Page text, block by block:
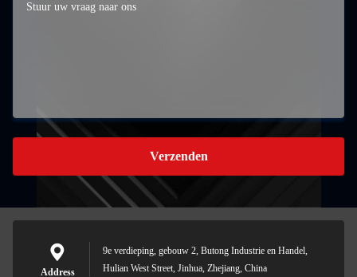
Verzenden
Address
9e verdieping, gebouw 2, Butong Industrie en Handel,
Hulian West Street, Jinhua, Zhejiang, China